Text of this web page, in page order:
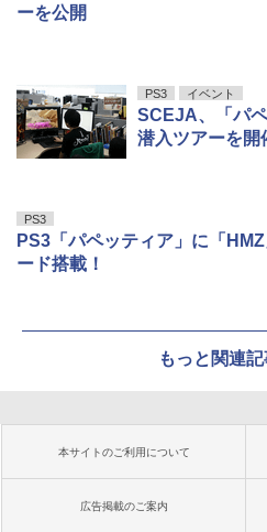
ーを公開
PS3 イベント
SCEJA、「パ
潜入ツアーを開
PS3
PS3「パペッティア」に「
ード搭載！
もっと関連
本サイトのご利用について
広告掲載のご案内